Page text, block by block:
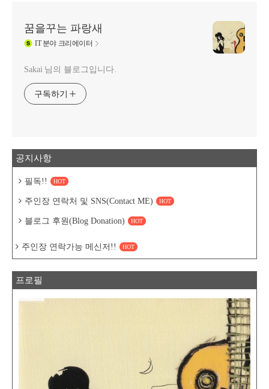
꿈을꾸는 파랑새
IT분야 크리에이터
Sakai 님의 블로그입니다.
구독하기
공지사항
필독!! HOT
주인장 연락처 및 SNS(Contact ME) HOT
블로그 후원(Blog Donation) HOT
주인장 연락가능 메신저!! HOT
프로필